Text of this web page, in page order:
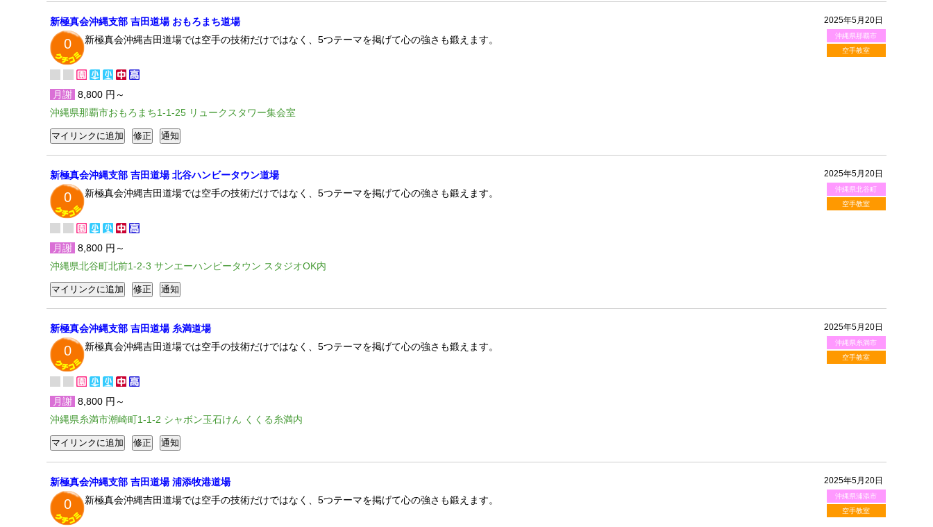
2025年5月20日
沖縄県那覇市
空手教室
新極真会沖縄支部 吉田道場 おもろまち道場
0 新極真会沖縄吉田道場では空手の技術だけではなく、5つテーマを掲げて心の強さも鍛えます。
月謝 8,800 円～
沖縄県那覇市おもろまち1-1-25 リュークスタワー集会室
2025年5月20日
沖縄県北谷町
空手教室
新極真会沖縄支部 吉田道場 北谷ハンビータウン道場
0 新極真会沖縄吉田道場では空手の技術だけではなく、5つテーマを掲げて心の強さも鍛えます。
月謝 8,800 円～
沖縄県北谷町北前1-2-3 サンエーハンビータウン スタジオOK内
2025年5月20日
沖縄県糸満市
空手教室
新極真会沖縄支部 吉田道場 糸満道場
0 新極真会沖縄吉田道場では空手の技術だけではなく、5つテーマを掲げて心の強さも鍛えます。
月謝 8,800 円～
沖縄県糸満市潮崎町1-1-2 シャボン玉石けん くくる糸満内
2025年5月20日
沖縄県浦添市
空手教室
新極真会沖縄支部 吉田道場 浦添牧港道場
0 新極真会沖縄吉田道場では空手の技術だけではなく、5つテーマを掲げて心の強さも鍛えます。